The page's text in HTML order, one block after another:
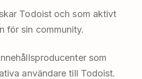
Todoist och som aktivt
för sin community.
som
användare till Todoist.